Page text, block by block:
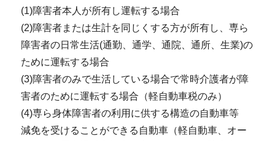
(1)障害者本人が所有し運転する場合
(2)障害者または生計を同じくする方が所有し、専ら
障害者の日常生活(通勤、通学、通院、通所、生業)の
ために運転する場合
(3)障害者のみで生活している場合で常時介護者が障
害者のために運転する場合（軽自動車税のみ）
(4)専ら身体障害者の利用に供する構造の自動車等
減免を受けることができる自動車（軽自動車、オー